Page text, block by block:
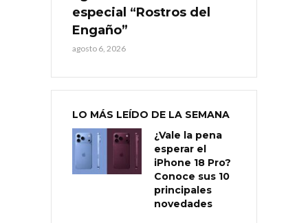
especial “Rostros del
Engaño”
agosto 6, 2026
LO MÁS LEÍDO DE LA SEMANA
¿Vale la pena
esperar el
iPhone 18 Pro?
Conoce sus 10
principales
novedades